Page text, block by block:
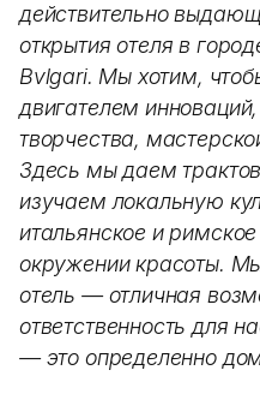
действительно
открытия отеля в
Bvlgari. Мы хотим,
двигателем
творчества,
Здесь мы даем
изучаем локальную
итальянское и
окружении красоты.
отель — отличная
ответственность для
— это определенно